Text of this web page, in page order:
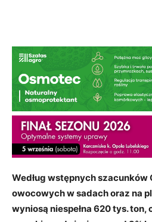
Według wstępnych szacunków
owocowych w sadach oraz na
wyniosą niespełna 620 tys. ton,